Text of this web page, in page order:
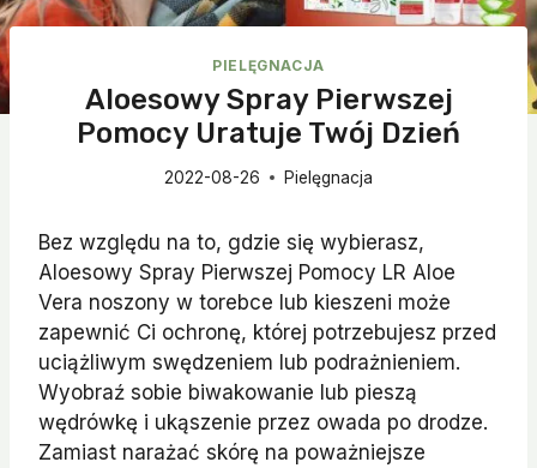
PIELĘGNACJA
Aloesowy Spray Pierwszej
Pomocy Uratuje Twój Dzień
2022-08-26 Pielęgnacja
Bez względu na to, gdzie się wybierasz,
Aloesowy Spray Pierwszej Pomocy LR Aloe
Vera noszony w torebce lub kieszeni może
zapewnić Ci ochronę, której potrzebujesz przed
uciążliwym swędzeniem lub podrażnieniem.
Wyobraź sobie biwakowanie lub pieszą
wędrówkę i ukąszenie przez owada po drodze.
Zamiast narażać skórę na poważniejsze